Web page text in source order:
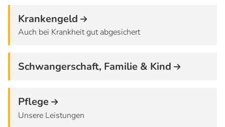
Krankengeld
Auch bei Krankheit gut abgesichert
Schwangerschaft, Familie & Kind
Pflege
Unsere Leistungen